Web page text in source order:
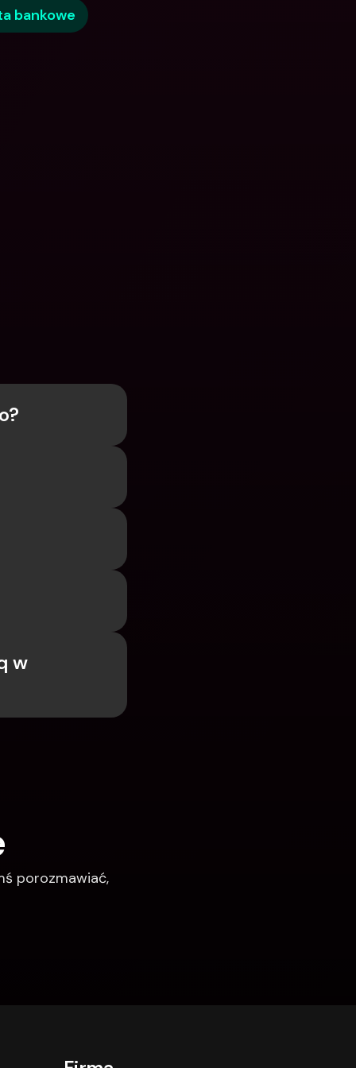
bankowe
w
porozmawiać,